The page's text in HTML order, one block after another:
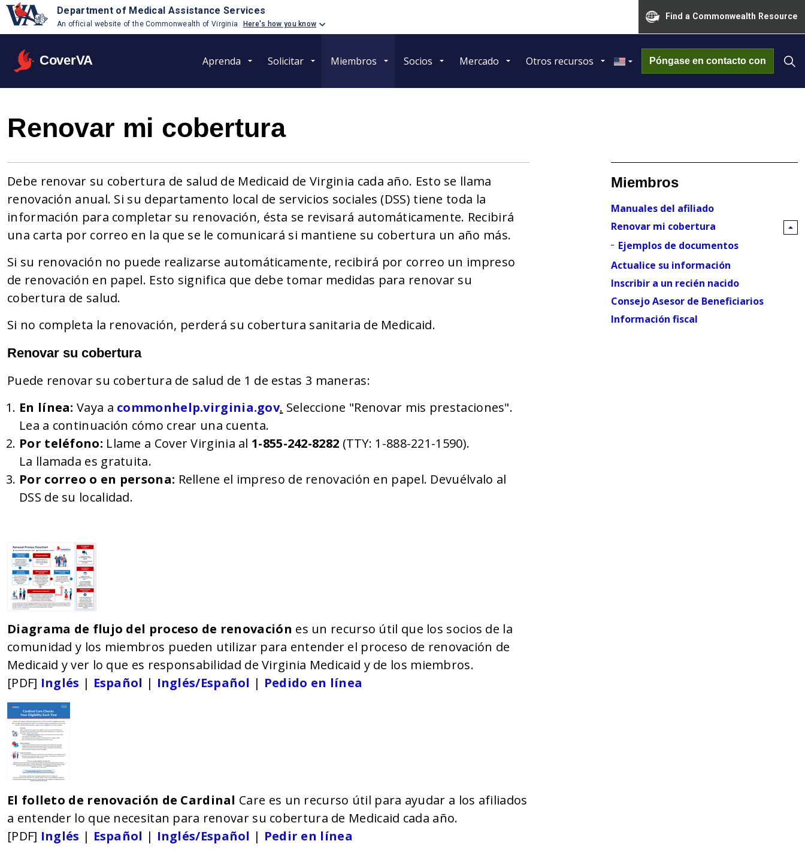
Department of Medical Assistance Services
An official website of the Commonwealth of Virginia Here's how you know
Find a Commonwealth Resource
CoverVA Aprenda Solicitar Miembros Socios Mercado Otros recursos Póngase en contacto con
Renovar mi cobertura
Debe renovar su cobertura de salud de Medicaid de Virginia cada año. Esto se llama
renovación anual. Si su departamento local de servicios sociales (DSS) tiene toda la
información para completar su renovación, ésta se revisará automáticamente. Recibirá
una carta por correo en la que se le comunicará si mantiene su cobertura un año más.
Si su renovación no puede realizarse automáticamente, recibirá por correo un impreso
de renovación en papel. Esto significa que debe tomar medidas para renovar su
cobertura de salud.
Si no completa la renovación, perderá su cobertura sanitaria de Medicaid.
Renovar su cobertura
Puede renovar su cobertura de salud de 1 de estas 3 maneras:
En línea: Vaya a commonhelp.virginia.gov. Seleccione "Renovar mis prestaciones".
Lea a continuación cómo crear una cuenta.
Por teléfono: Llame a Cover Virginia al 1-855-242-8282 (TTY: 1-888-221-1590).
La llamada es gratuita.
Por correo o en persona: Rellene el impreso de renovación en papel. Devuélvalo al
DSS de su localidad.
Diagrama de flujo del proceso de renovación es un recurso útil que los socios de la
comunidad y los miembros pueden utilizar para entender el proceso de renovación de
Medicaid y ver lo que es responsabilidad de Virginia Medicaid y de los miembros.
[PDF] Inglés | Español | Inglés/Español | Pedido en línea
El folleto de renovación de Cardinal Care es un recurso útil para ayudar a los afiliados
a entender lo que necesitan para renovar su cobertura de Medicaid cada año.
[PDF] Inglés | Español | Inglés/Español | Pedir en línea
Miembros
Manuales del afiliado
Renovar mi cobertura
Ejemplos de documentos
Actualice su información
Inscribir a un recién nacido
Consejo Asesor de Beneficiarios
Información fiscal